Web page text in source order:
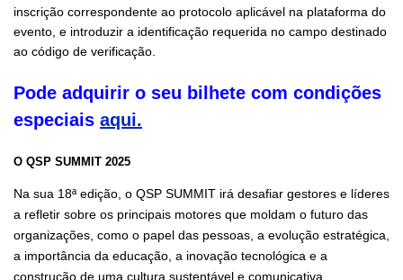
inscrição correspondente ao protocolo aplicável na plataforma do
evento, e introduzir a identificação requerida no campo destinado
ao código de verificação
Pode adquirir o seu bilhete com condições
especiais aqui.
O QSP SUMMIT 2025
Na sua 18ª edição, o QSP SUMMIT irá desafiar gestores e líderes
a refletir sobre os principais motores que moldam o futuro das
organizações, como o papel das pessoas, a evolução estratégica,
a importância da educação, a inovação tecnológica e a
construção de uma cultura sustentável e comunicativa.